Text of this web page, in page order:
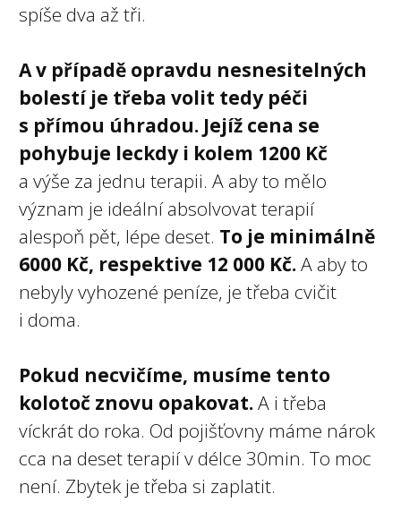
spíše dva až tři.
A v případě opravdu nesnesitelných
bolestí je třeba volit tedy péči
s přímou úhradou. Jejíž cena se
pohybuje leckdy i kolem 1200 Kč
a výše za jednu terapii. A aby to mělo
význam je ideální absolvovat terapií
alespoň pět, lépe deset. To je minimálně
6000 Kč, respektive 12 000 Kč.A aby to
nebyly vyhozené peníze, je třeba cvičit
i doma.
Pokud necvičíme, musíme tento
kolotoč znovu opakovat.A i třeba
víckrát do roka. Od pojišťovny máme nárok
cca na deset terapií v délce 30min. To moc
není. Zbytek je třeba si zaplatit.